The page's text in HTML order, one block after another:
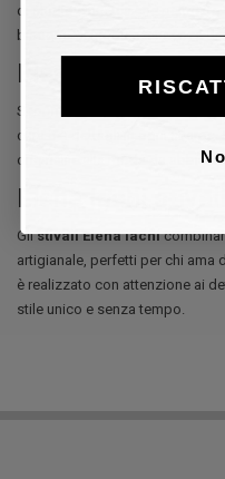
di studio e ricerca che permette
bisogno di moda e tendenza di
Elena Iachi
Scopri i
cura dei dettagli in ogni scarpa.
originali e alla moda da
Elena Iachi stivali
Glistivali Elena Iachi
artigianale, perfetti per chi ama
è realizzato con attenzione ai
stile unico e senza tempo.